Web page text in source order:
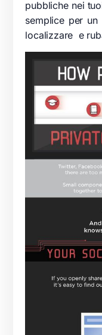
pubbliche nei
semplice per un
localizzare e